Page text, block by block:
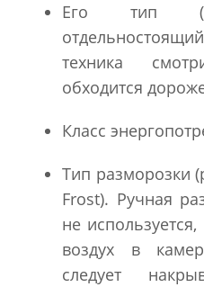
Его тип
техника
обходится
Класс
Тип разморозки
Frost). Ручная
не
воздух в
следует